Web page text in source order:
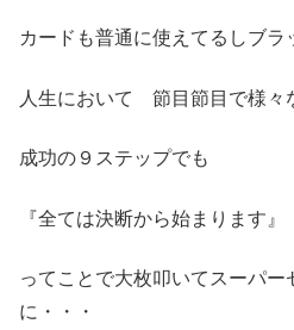
カードも普通に使えてるしブラ
人生において 節目節目で様々
成功の９ステップでも
『全ては決断から始まります』
ってことで大枚叩いてスーパ
に・・・